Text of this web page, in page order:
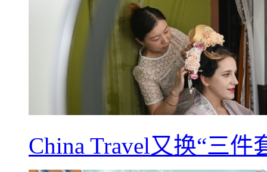
China Travel又换“三